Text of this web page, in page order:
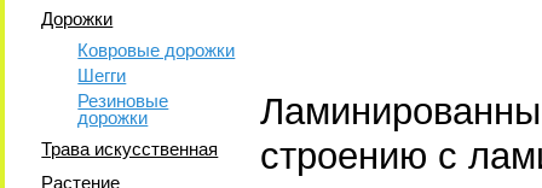
Дорожки
Ковровые дорожки
Шегги
Резиновые
дорожки
Трава искусственная
Растение
строению с